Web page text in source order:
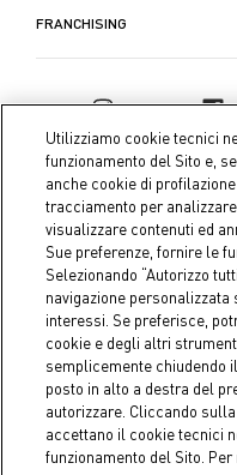
FRANCHISING
Coin S.p.A. Tax code /
€
Company data
Utilizziamo cookie tecnici
funzionamento del Sito e,
anche cookie di
tracciamento per
visualizzare contenuti ed
Sue preferenze, fornire le
Selezionando “Autorizzo
navigazione
interessi. Se preferisce,
cookie e degli altri
semplicemente chiudendo
posto in alto a destra del
autorizzare. Cliccando
accettano il cookie tecnici
funzionamento del Sito.